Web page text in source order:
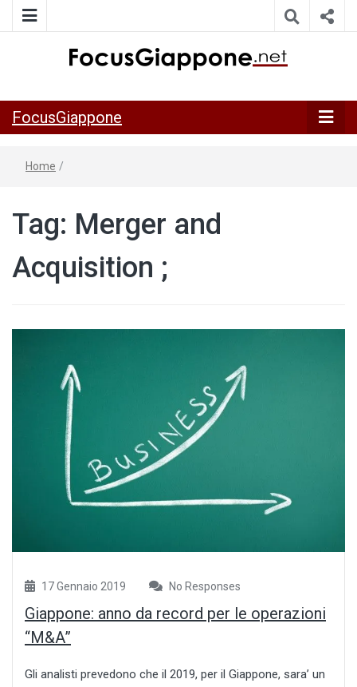
della Japan Italy Economic Federation
FocusGiappone
Home /
Tag: Merger and
Acquisition ;
17 Gennaio 2019 No Responses
Giappone: anno da record per le operazioni
“M&A”
Gli analisti prevedono che il 2019, per il Giappone, sara’ un